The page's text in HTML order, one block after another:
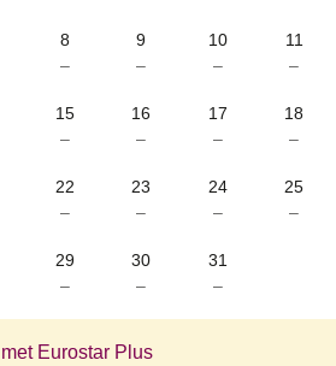
8
–
9
–
10
–
11
–
15
–
16
–
17
–
18
–
22
–
23
–
24
–
25
–
29
–
30
–
31
–
Eurostar Plus